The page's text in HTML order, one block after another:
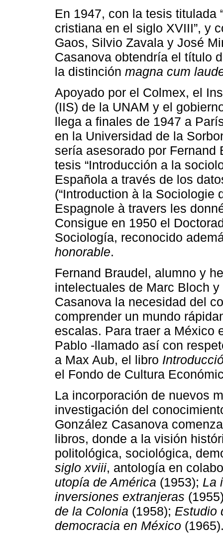
En 1947, con la tesis titulada
cristiana en el siglo XVIII”, y
Gaos, Silvio Zavala y José
Casanova obtendría el título
la distinción magna cum
Apoyado por el Colmex, el
(IIS) de la UNAM y el
llega a finales de 1947 a
en la Universidad de la
sería asesorado por
tesis “Introducción a la
Española a través de los
(“Introduction à la Sociologie
Espagnole à travers les
Consigue en 1950 el
Sociología, reconocido
honorable.
Fernand Braudel, alumno y
intelectuales de Marc Bloch
Casanova la necesidad del
comprender un mundo
escalas. Para traer a México
Pablo -llamado así con
a Max Aub, el libro
el Fondo de Cultura
La incorporación de nuevos
investigación del
González Casanova
libros, donde a la visión
politológica, sociológica,
siglo xviii, antología en
utopía de América (1953); La
inversiones extranjeras
de la Colonia (1958); Estudio
democracia en México